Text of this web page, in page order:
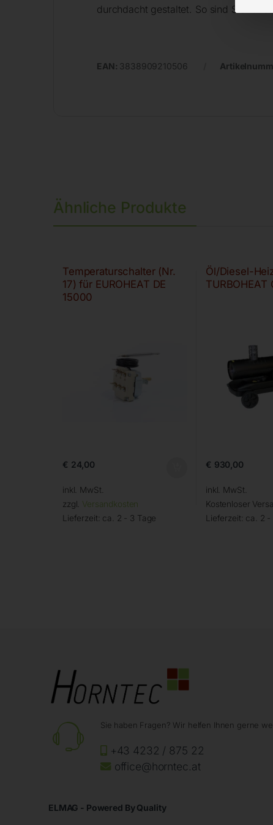
durchdacht gestaltet. So sind Sie für
EAN: 3838909210506
Ähnliche Produkte
Temperaturschalter (Nr.
17) für EUROHEAT DE
15000
€ 24,00
inkl. MwSt.
zzgl. Versandkosten
Lieferzeit: ca. 2 - 3 Tage
Öl/Diesel-
TURBOHEAT
€ 930,00
inkl. MwSt.
Kostenloser
Lieferzeit: ca. 2 -
Sie haben Fragen? Wir helfen Ihnen gerne
+43 4232 / 875 22
office@horntec.at
ELMAG - Powered By Quality